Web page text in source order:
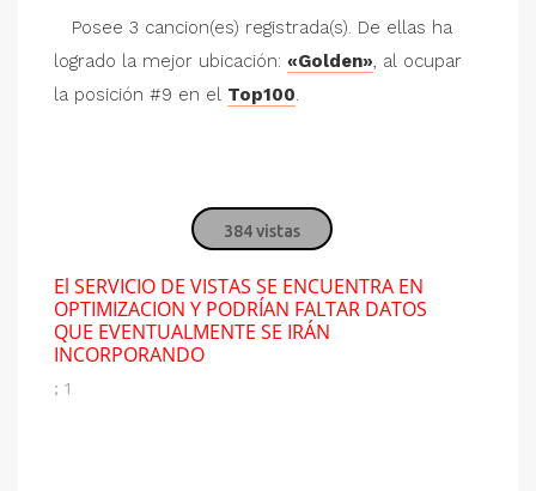
Posee 3 cancion(es) registrada(s). De ellas ha
logrado la mejor ubicación: «Golden», al ocupar
la posición #9 en el Top100.
384 vistas
El SERVICIO DE VISTAS SE ENCUENTRA EN
OPTIMIZACION Y PODRÍAN FALTAR DATOS
QUE EVENTUALMENTE SE IRÁN
INCORPORANDO
; 1